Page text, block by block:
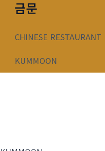
너
금문
CHINESE RESTAURANT
KUMMOON